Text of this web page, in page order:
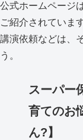
公式ホームページ
ご紹介されています
講演依頼などは、
う。
スーパー
育てのお
ん?】